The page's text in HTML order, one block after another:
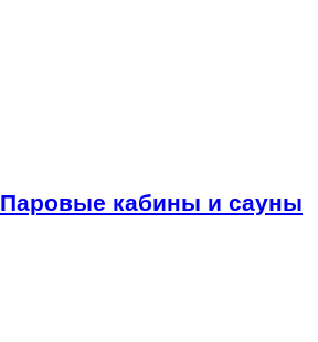
Паровые кабины и сауны